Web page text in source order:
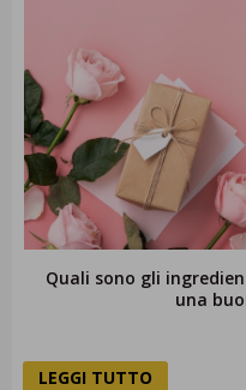
Quali sono gli
una
LEGGI TUTTO